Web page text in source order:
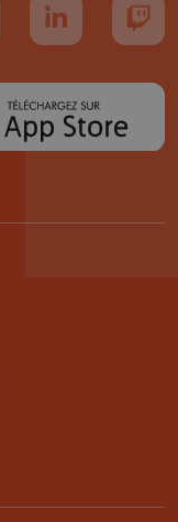
TikTok
nous sur YouTube
Suivez-nous